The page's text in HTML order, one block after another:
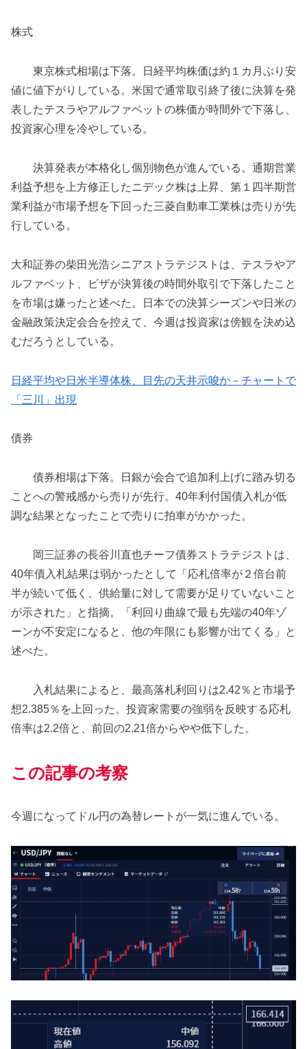
株式
東京株式相場は下落。日経平均株価は約１カ月ぶり安
値に値下がりしている。米国で通常取引終了後に決算を発
表したテスラやアルファベットの株価が時間外で下落し、
投資家心理を冷やしている。
決算発表が本格化し個別物色が進んでいる。通期営業
利益予想を上方修正したニデック株は上昇、第１四半期営
業利益が市場予想を下回った三菱自動車工業株は売りが先
行している。
大和証券の柴田光浩シニアストラテジストは、テスラやア
ルファベット、ビザが決算後の時間外取引で下落したこと
を市場は嫌ったと述べた。日本での決算シーズンや日米の
金融政策決定会合を控えて、今週は投資家は傍観を決め込
むだろうとしている。
日経平均や日米半導体株、目先の天井示唆か－チャートで
「三川」出現
債券
債券相場は下落。日銀が会合で追加利上げに踏み切る
ことへの警戒感から売りが先行。40年利付国債入札が低
調な結果となったことで売りに拍車がかかった。
岡三証券の長谷川直也チーフ債券ストラテジストは、
40年債入札結果は弱かったとして「応札倍率が２倍台前
半が続いて低く、供給量に対して需要が足りていないこと
が示された」と指摘。「利回り曲線で最も先端の40年ゾ
ーンが不安定になると、他の年限にも影響が出てくる」と
述べた。
入札結果によると、最高落札利回りは2.42％と市場予
想2.385％を上回った。投資家需要の強弱を反映する応札
倍率は2.2倍と、前回の2.21倍からやや低下した。
この記事の考察
今週になってドル円の為替レートが一気に進んでいる。